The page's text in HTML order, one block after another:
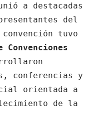
a destacadas
del
tuvo
Convenciones
conferencias y
orientada a
de la